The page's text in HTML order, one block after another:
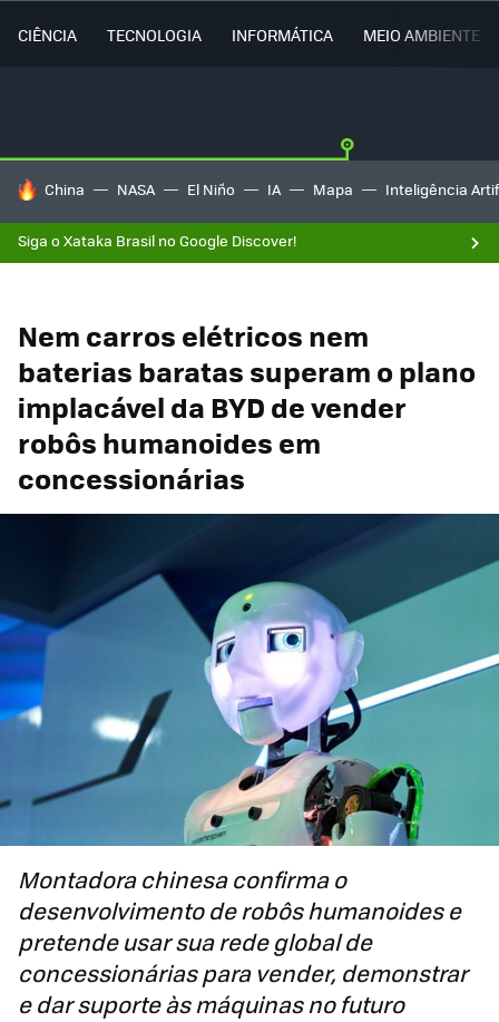
CIÊNCIA TECNOLOGIA INFORMÁTICA MEIO AMBIENTE
TENDÊNCIAS DO DIA
China NASA El Niño IA Mapa Inteligência
Siga o Xataka Brasil no Google Discover!
Nem carros elétricos nem
baterias baratas superam o plano
implacável da BYD de vender
robôs humanoides em
concessionárias
Montadora chinesa confirma o
desenvolvimento de robôs humanoides e
pretende usar sua rede global de
concessionárias para vender, demonstrar
e dar suporte às máquinas no futuro